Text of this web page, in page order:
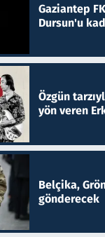
Gaziantep
Dursun'u
Özgün
yön veren
Belçika,
gönderecek